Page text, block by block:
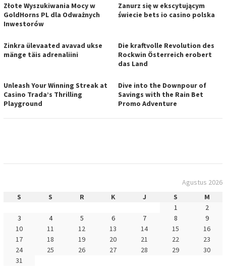
Złote Wyszukiwania Mocy w
GoldHorns PL dla Odważnych
Inwestorów
Zanurz się w ekscytującym
świecie bets io casino polska
Zinkra ülevaated avavad ukse
mänge täis adrenaliini
Die kraftvolle Revolution des
Rockwin Österreich erobert
das Land
Unleash Your Winning Streak at
Casino Trada’s Thrilling
Playground
Dive into the Downpour of
Savings with the Rain Bet
Promo Adventure
Agustus 2026
S
S R K J S
M
1
2
3
4 5 6 7 8
9
10
11 12 13 14 15
16
17
18 19 20 21 22
23
24
25 26 27 28 29
30
31